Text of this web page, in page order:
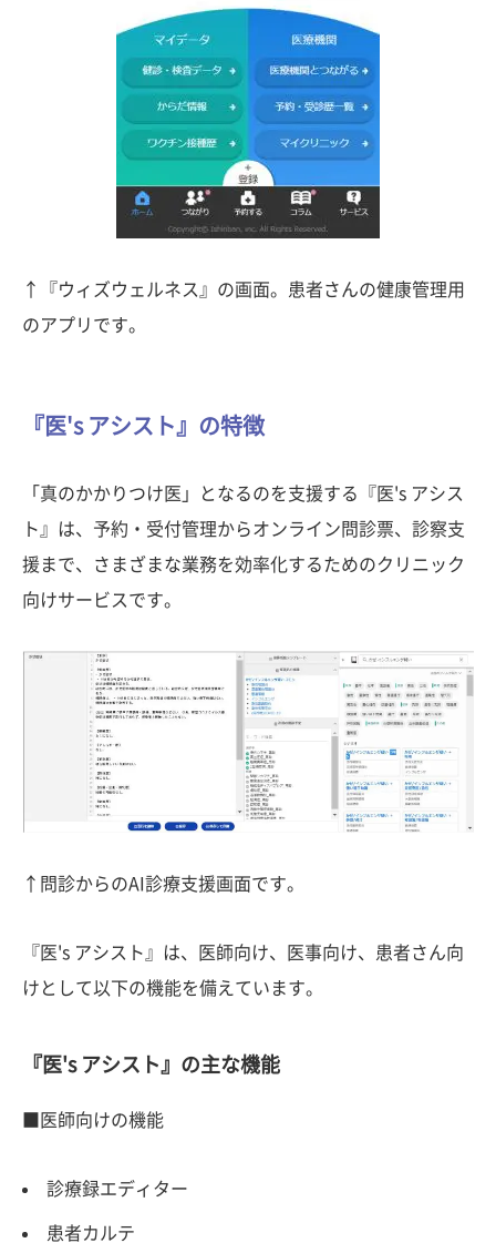
↑『ウィズウェルネス』の画面。患者さんの健康管理用
のアプリです。
『医's アシスト』の特徴
「真のかかりつけ医」となるのを支援する『医's アシス
ト』は、予約・受付管理からオンライン問診票、診察支
援まで、さまざまな業務を効率化するためのクリニック
向けサービスです。
↑問診からのAI診療支援画面です。
『医's アシスト』は、医師向け、医事向け、患者さん向
けとして以下の機能を備えています。
『医's アシスト』の主な機能
■医師向けの機能
診療録エディター
患者カルテ